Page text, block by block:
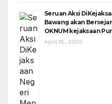
Seruan Aksi
Bawang akan
OKNUM kejaksaan
April 18, 2026